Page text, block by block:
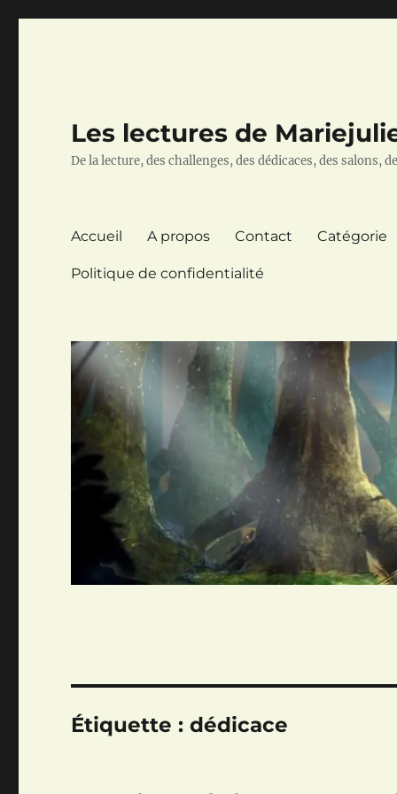
Les lectures de
De la lecture, des challenges, des dédicaces, des salons,
Accueil A propos Contact Catégorie
Politique de confidentialité
Étiquette :dédicace